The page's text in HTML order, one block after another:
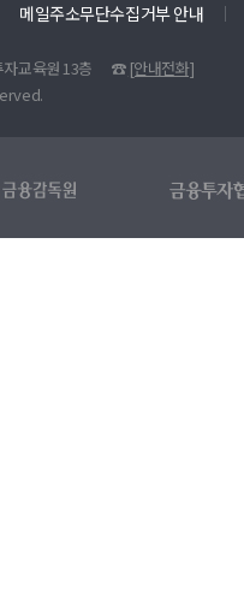
메일주소무단수집거부 안내
교육원 13층 ☎ [안내전화]